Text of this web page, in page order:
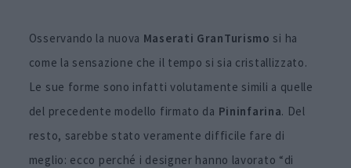
Osservando la nuova Maserati GranTurismo si ha
come la sensazione che il tempo si sia cristallizzato.
Le sue forme sono infatti volutamente simili a quelle
del precedente modello firmato da Pininfarina. Del
resto, sarebbe stato veramente difficile fare di
meglio: ecco perché i designer hanno lavorato “di